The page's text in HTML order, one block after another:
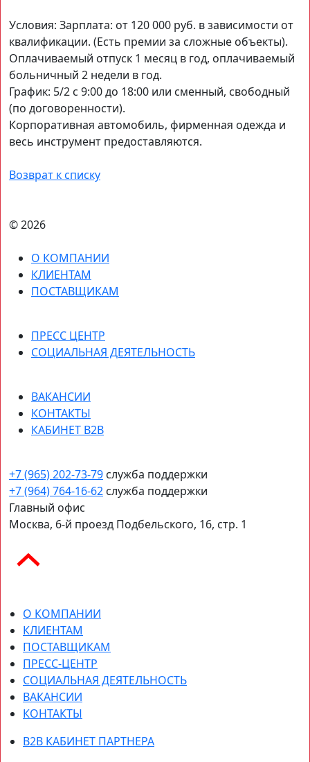
Условия: Зарплата: от 120 000 руб. в зависимости от
квалификации. (Есть премии за сложные объекты).
Оплачиваемый отпуск 1 месяц в год, оплачиваемый
больничный 2 недели в год.
График: 5/2 с 9:00 до 18:00 или сменный, свободный
(по договоренности).
Корпоративная автомобиль, фирменная одежда и
весь инструмент предоставляются.
Возврат к списку
© 2026
О КОМПАНИИ
КЛИЕНТАМ
ПОСТАВЩИКАМ
ПРЕСС ЦЕНТР
СОЦИАЛЬНАЯ ДЕЯТЕЛЬНОСТЬ
ВАКАНСИИ
КОНТАКТЫ
КАБИНЕТ B2B
+7 (965) 202-73-79 служба поддержки
+7 (964) 764-16-62 служба поддержки
Главный офис
Москва, 6-й проезд Подбельского, 16, стр. 1
О КОМПАНИИ
КЛИЕНТАМ
ПОСТАВЩИКАМ
ПРЕСС-ЦЕНТР
СОЦИАЛЬНАЯ ДЕЯТЕЛЬНОСТЬ
ВАКАНСИИ
КОНТАКТЫ
B2B КАБИНЕТ ПАРТНЕРА